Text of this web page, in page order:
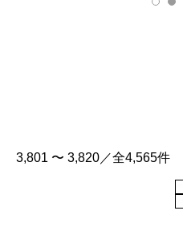
3,801 〜 3,820／全4,565件